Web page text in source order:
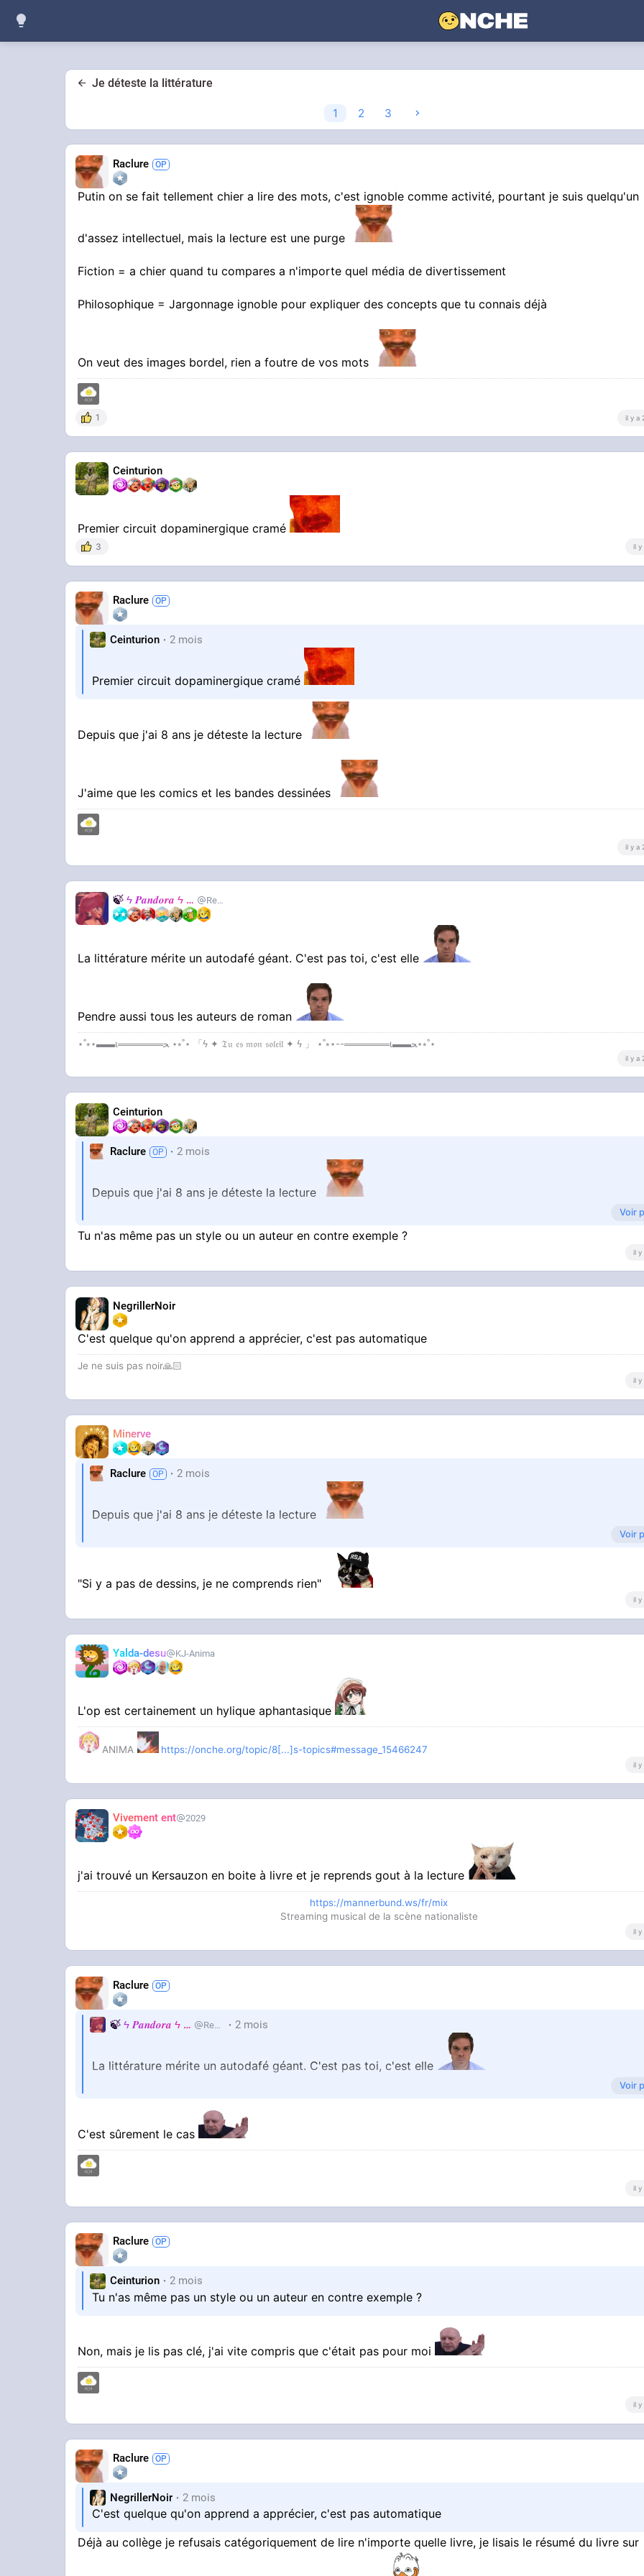
Je déteste la littérature
1 2 3
Raclure
Putin on se fait tellement chier a lire des mots, c'est ignoble comme activité, pourtant je suis quelqu'un
d'assez intellectuel, mais la lecture est une purge
Fiction = a chier quand tu compares a n'importe quel média de divertissement
Philosophique = Jargonnage ignoble pour expliquer des concepts que tu connais déjà
On veut des images bordel, rien a foutre de vos mots
1 il y a
Ceinturion
Premier circuit dopaminergique cramé
3 il y
Raclure
Ceinturion 2 mois
Premier circuit dopaminergique cramé
Depuis que j'ai 8 ans je déteste la lecture
J'aime que les comics et les bandes dessinées
il y a
🍃 ϟ 𝑷𝒂𝒏𝒅𝒐𝒓𝒂 ϟ 🍃 RealJackie
La littérature mérite un autodafé géant. C'est pas toi, c'est elle
Pendre aussi tous les auteurs de roman
⋆˚⭒⋆▬▬ι═══════ﺤ ⋆⭒˚⋆ 「ϟ ✦ 𝔗𝔲 𝔢𝔰 𝔪𝔬𝔫 𝔰𝔬𝔩𝔢𝔦𝔩 ✦ ϟ 」 ⋆˚⭒⋆--═══════ι▬▬ﺤ⋆⭒˚⋆
il y a
Ceinturion
Raclure 2 mois
Depuis que j'ai 8 ans je déteste la lecture
Voir
Tu n'as même pas un style ou un auteur en contre exemple ?
il y
NegrillerNoir
C'est quelque qu'on apprend a apprécier, c'est pas automatique
Je ne suis pas noir🙏🏻
il y
Minerve
Raclure 2 mois
Depuis que j'ai 8 ans je déteste la lecture
J'aime que les comics et les bandes dessinées
Voir
"Si y a pas de dessins, je ne comprends rien"
il y
Yalda-desu KJ-Anima
L'op est certainement un hylique aphantasique
ANIMA https://onche.org/topic/8[...]s-topics#message_15466247
il y
Vivement ent 2029
j'ai trouvé un Kersauzon en boite à livre et je reprends gout à la lecture
https://mannerbund.ws/fr/mix
Streaming musical de la scène nationaliste
il y
Raclure
🍃 ϟ 𝑷𝒂𝒏𝒅𝒐𝒓𝒂 ϟ 🍃 RealJackie 2 mois
La littérature mérite un autodafé géant. C'est pas toi, c'est elle
Pendre aussi tous les auteurs de roman
Voir
C'est sûrement le cas
il y
Raclure
Ceinturion 2 mois
Tu n'as même pas un style ou un auteur en contre exemple ?
Non, mais je lis pas clé, j'ai vite compris que c'était pas pour moi
il y
Raclure
NegrillerNoir 2 mois
C'est quelque qu'on apprend a apprécier, c'est pas automatique
Déjà au collège je refusais catégoriquement de lire n'importe quelle livre, je lisais le résumé du livre sur